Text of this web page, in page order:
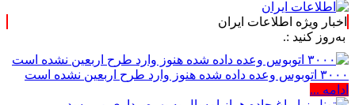
اخبار ویژه اطلاعات ایران
۳۰۰۰ اتوبوس وعده داده شده هنوز وارد طرح اربعین نشده است
ادامه ...